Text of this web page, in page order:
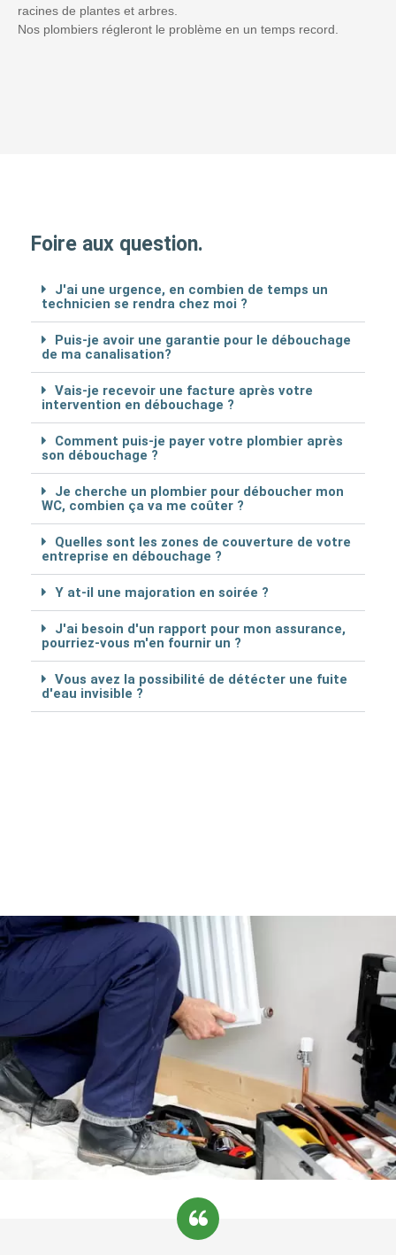
racines de plantes et arbres.
Nos plombiers régleront le problème en un temps record.
Foire aux question.
J'ai une urgence, en combien de temps un
technicien se rendra chez moi ?
Puis-je avoir une garantie pour le débouchage
de ma canalisation?
Vais-je recevoir une facture après votre
intervention en débouchage ?
Comment puis-je payer votre plombier après
son débouchage ?
Je cherche un plombier pour déboucher mon
WC, combien ça va me coûter ?
Quelles sont les zones de couverture de votre
entreprise en débouchage ?
Y at-il une majoration en soirée ?
J'ai besoin d'un rapport pour mon assurance,
pourriez-vous m'en fournir un ?
Vous avez la possibilité de détécter une fuite
d'eau invisible ?